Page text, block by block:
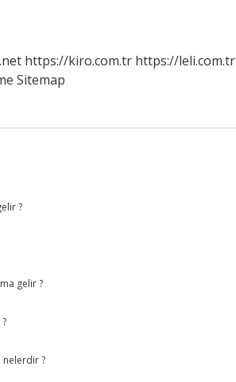
https://kiro.com.tr https://leli.com.tr
Sitemap
?
gelir ?
?